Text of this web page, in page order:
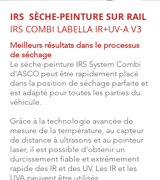
IRS SÈCHE-PEINTURE SUR RAIL
IRS COMBI LABELLA IR+UV-A V3
Meilleurs résultats dans le processus
de séchage
Le sèche-peinture IRS System Combi
d'ASCO peut être rapidement placé
dans la position de séchage parfaite et
est adapté pour toutes les parties du
véhicule.
Grâce à la technologie avancée de
mesure de la température, au capteur
de distance à ultrasons et au pointeur
laser, il est possible d'obtenir un
durcissement fiable et extrêmement
rapide des IR et des UV. Les IR et les
UVA peuvent être utilisés